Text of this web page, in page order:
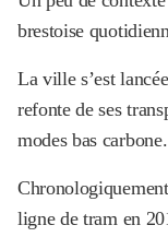
brestoise
La ville s’est
refonte de ses
modes bas carbone.
ligne de tram en